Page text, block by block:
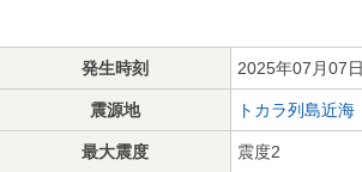
発生時刻 2025年07月07
震源地 トカラ列島近海
最大震度 震度2